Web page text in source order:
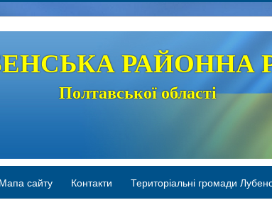
РАЙОННА
Полтавської області
Мапа сайту Контакти Територіальні громади